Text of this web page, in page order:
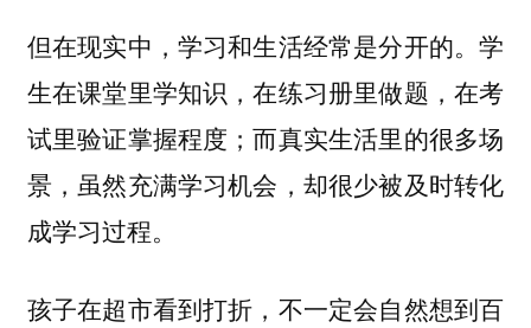
但在现实中，学习和生活经常是分开的。学
生在课堂里学知识，在练习册里做题，在考
试里验证掌握程度；而真实生活里的很多场
景，虽然充满学习机会，却很少被及时转化
成学习过程。
孩子在超市看到打折，不一定会自然想到百